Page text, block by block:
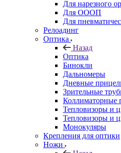
Для нарезного
Для ОООП
Для
Релоадинг
Оптика
Назад
Оптика
Бинокли
Дальномеры
Дневные
Зрительные
Коллиматорные
Тепловизоры и
Тепловизоры и
Монокуляры
Крепления для оптики
Ножи